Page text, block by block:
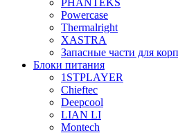
PHANTEKS
Powercase
Thermalright
XASTRA
Запасные части для
Блоки питания
1STPLAYER
Chieftec
Deepcool
LIAN LI
Montech